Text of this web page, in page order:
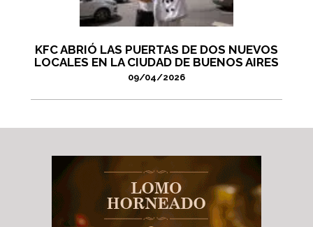
KFC ABRIÓ LAS PUERTAS DE DOS NUEVOS
LOCALES EN LA CIUDAD DE BUENOS AIRES
09/04/2026